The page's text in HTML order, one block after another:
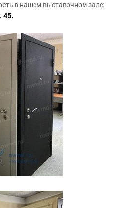
в нашем выставочном зале:
45.